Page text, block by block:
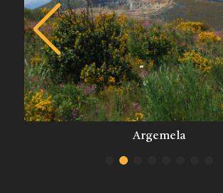
Barco
Argemela